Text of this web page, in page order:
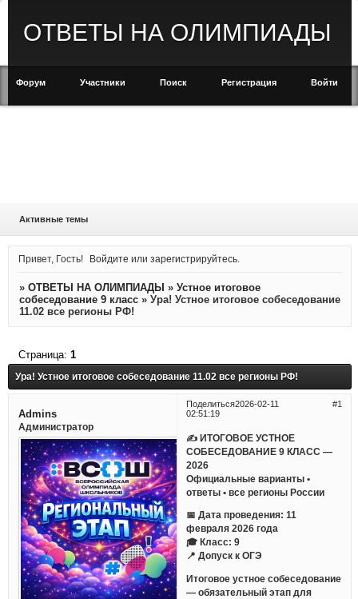
ОТВЕТЫ НА ОЛИМПИАДЫ
Форум Участники Поиск Регистрация Войти
Активные темы
Привет, Гость! Войдите илизарегистрируйтесь
» ОТВЕТЫ НА ОЛИМПИАДЫ » Устное итоговое
собеседование 9 класс » Ура! Устное итоговое собеседование
11.02 все регионы РФ!
Ура! Устное итоговое собеседование 11.02 все регионы РФ!
Страница: 1
Поделиться 1
2026-02-11
02:51:19
Admins
Администратор
✍ ИТОГОВОЕ УСТНОЕ
СОБЕСЕДОВАНИЕ 9 КЛАСС —
2026
Официальные варианты •
ответы • все регионы России
📅 Дата проведения: 11
февраля 2026 года
🎓 Класс: 9
📍 Допуск к ОГЭ
Итоговое устное собеседование
— обязательный этап для